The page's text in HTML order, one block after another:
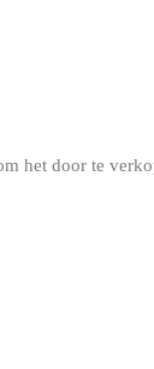
het door te